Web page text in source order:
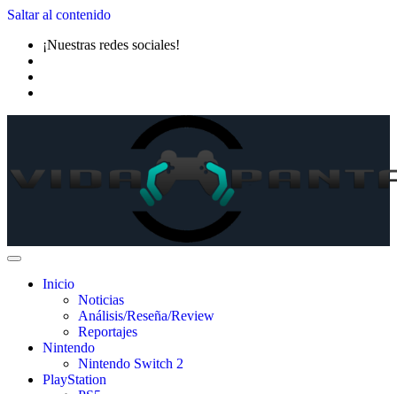
Saltar al contenido
¡Nuestras redes sociales!
Inicio
Noticias
Análisis/Reseña/Review
Reportajes
Nintendo
Nintendo Switch 2
PlayStation